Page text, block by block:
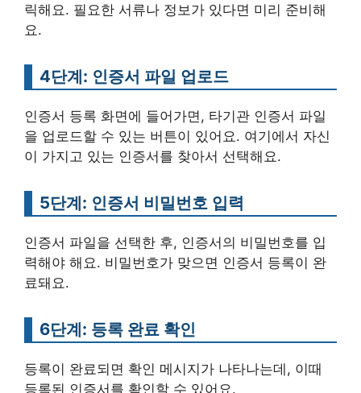
릭해요. 필요한 서류나 정보가 있다면 미리 준비해
요.
4단계: 인증서 파일 업로드
인증서 등록 화면에 들어가면, 타기관 인증서 파일
을 업로드할 수 있는 버튼이 있어요. 여기에서 자신
이 가지고 있는 인증서를 찾아서 선택해요.
5단계: 인증서 비밀번호 입력
인증서 파일을 선택한 후, 인증서의 비밀번호를 입
력해야 해요. 비밀번호가 맞으면 인증서 등록이 완
료돼요.
6단계: 등록 완료 확인
등록이 완료되면 확인 메시지가 나타나는데, 이때
등록된 인증서를 확인할 수 있어요.